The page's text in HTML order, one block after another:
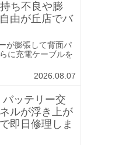
ち不良や膨
由が丘店でバ
が膨張して背面パ
に充電ケーブルを
2026.08.07
バッテリー交
ルが浮き上が
即日修理しま